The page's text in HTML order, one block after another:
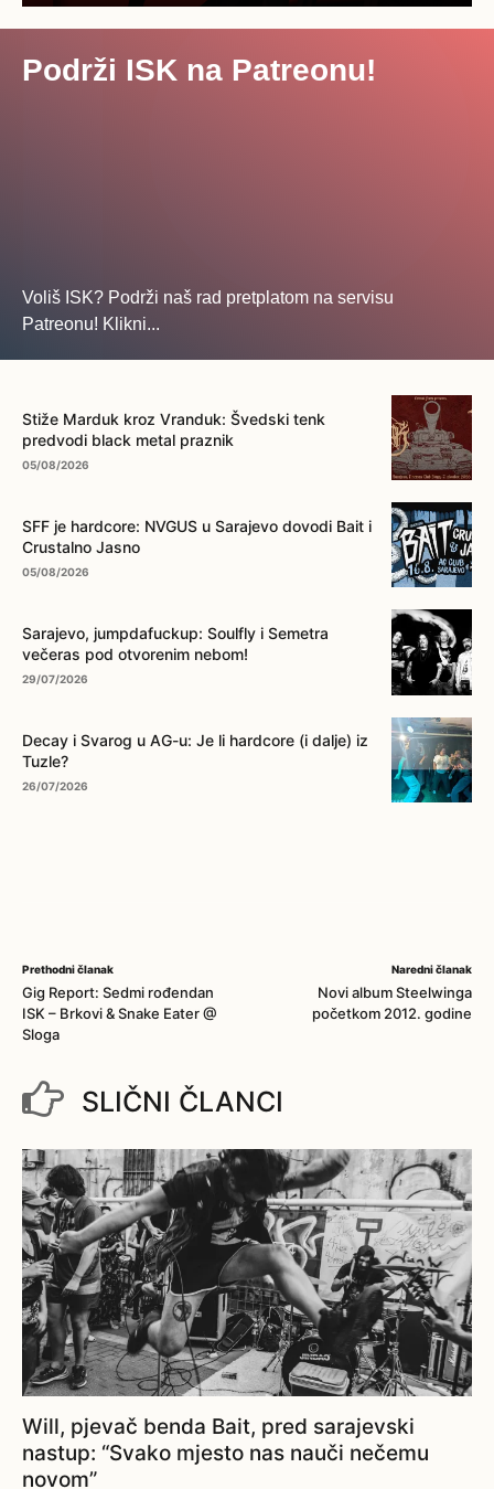
Podrži ISK na Patreonu!
Voliš ISK? Podrži naš rad pretplatom na servisu
Patreonu! Klikni...
Stiže Marduk kroz Vranduk: Švedski tenk
predvodi black metal praznik
05/08/2026
SFF je hardcore: NVGUS u Sarajevo dovodi Bait i
Crustalno Jasno
05/08/2026
Sarajevo, jumpdafuckup: Soulfly i Semetra
večeras pod otvorenim nebom!
29/07/2026
Decay i Svarog u AG-u: Je li hardcore (i dalje) iz
Tuzle?
26/07/2026
Prethodni članak
Gig Report: Sedmi rođendan
ISK – Brkovi & Snake Eater @
Sloga
Naredni članak
Novi album Steelwinga
početkom 2012. godine
SLIČNI ČLANCI
Will, pjevač benda Bait, pred sarajevski
nastup: “Svako mjesto nas nauči nečemu
novom”